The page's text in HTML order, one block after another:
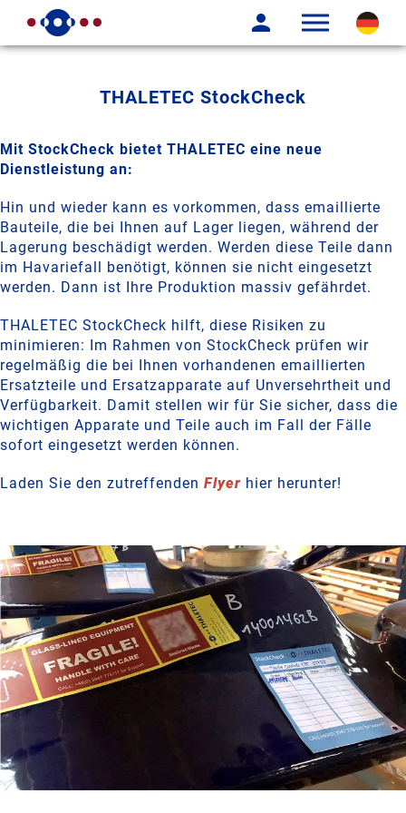
THALETEC StockCheck
Mit StockCheck bietet THALETEC eine neue
Dienstleistung an:
Hin und wieder kann es vorkommen, dass emaillierte
Bauteile, die bei Ihnen auf Lager liegen, während der
Lagerung beschädigt werden. Werden diese Teile dann
im Havariefall benötigt, können sie nicht eingesetzt
werden. Dann ist Ihre Produktion massiv gefährdet.
THALETEC StockCheck hilft, diese Risiken zu
minimieren: Im Rahmen von StockCheck prüfen wir
regelmäßig die bei Ihnen vorhandenen emaillierten
Ersatzteile und Ersatzapparate auf Unversehrtheit und
Verfügbarkeit. Damit stellen wir für Sie sicher, dass die
wichtigen Apparate und Teile auch im Fall der Fälle
sofort eingesetzt werden können.
Laden Sie den zutreffenden Flyer hier herunter!